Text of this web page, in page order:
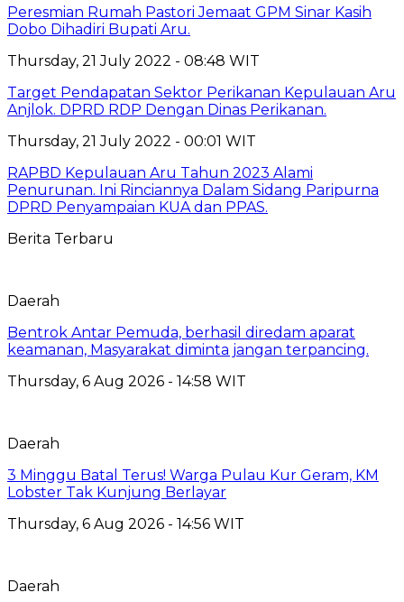
Peresmian Rumah Pastori Jemaat GPM Sinar Kasih
Dobo Dihadiri Bupati Aru.
Thursday, 21 July 2022 - 08:48 WIT
Target Pendapatan Sektor Perikanan Kepulauan Aru
Anjlok. DPRD RDP Dengan Dinas Perikanan.
Thursday, 21 July 2022 - 00:01 WIT
RAPBD Kepulauan Aru Tahun 2023 Alami
Penurunan. Ini Rinciannya Dalam Sidang Paripurna
DPRD Penyampaian KUA dan PPAS.
Berita Terbaru
Daerah
Bentrok Antar Pemuda, berhasil diredam aparat
keamanan, Masyarakat diminta jangan terpancing.
Thursday, 6 Aug 2026 - 14:58 WIT
Daerah
3 Minggu Batal Terus! Warga Pulau Kur Geram, KM
Lobster Tak Kunjung Berlayar
Thursday, 6 Aug 2026 - 14:56 WIT
Daerah